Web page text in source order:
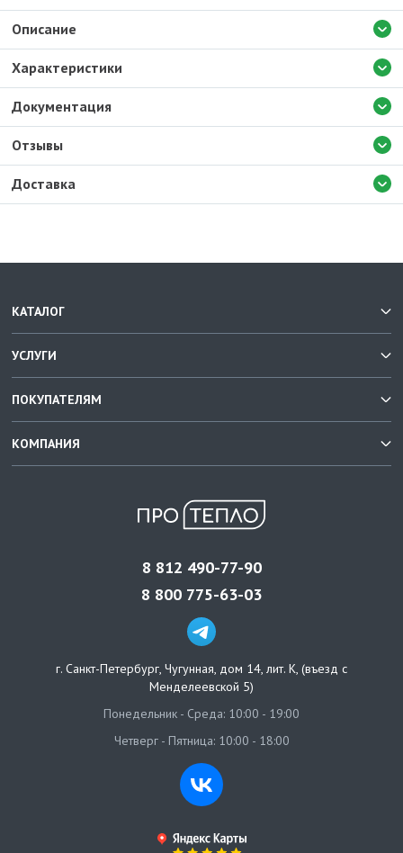
Доставка
Описание
Характеристики
Документация
Отзывы
КАТАЛОГ
УСЛУГИ
ПОКУПАТЕЛЯМ
КОМПАНИЯ
8 812 490-77-90
8 800 775-63-03
г. Санкт-Петербург, Чугунная, дом 14, лит. К, (въезд с
Менделеевской 5)
Понедельник - Среда: 10:00 - 19:00
Четверг - Пятница: 10:00 - 18:00